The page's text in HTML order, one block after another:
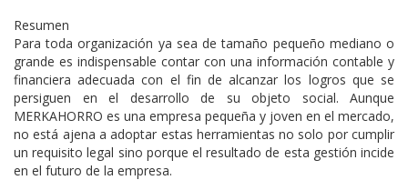
Resumen
Para toda organización ya sea de tamaño pequeño mediano o
grande es indispensable contar con una información contable y
financiera adecuada con el fin de alcanzar los logros que se
persiguen en el desarrollo de su objeto social. Aunque
MERKAHORRO es una empresa pequeña y joven en el mercado,
no está ajena a adoptar estas herramientas no solo por cumplir
un requisito legal sino porque el resultado de esta gestión incide
en el futuro de la empresa.